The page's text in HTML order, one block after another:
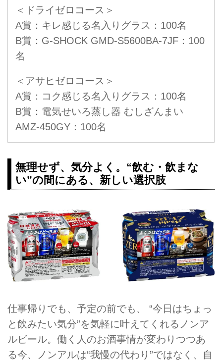
＜ドライゼロコース＞
A賞：キレ感じる名入りグラス：100名
B賞：G-SHOCK GMD-S5600BA-7JF：100
名
＜アサヒゼロコース＞
A賞：コク感じる名入りグラス：100名
B賞：電気せいろ蒸し器 むしざんまい
AMZ-450GY：100名
無理せず、気分よく。“飲む・飲まな
い”の間にある、新しい選択肢
仕事帰りでも、予定の前でも、 “今日はちょっ
と飲みたい気分”を気軽に叶えてくれるノンア
ルビール。働く人のお酒事情が変わりつつあ
る今、ノンアルは“我慢の代わり”ではなく、自